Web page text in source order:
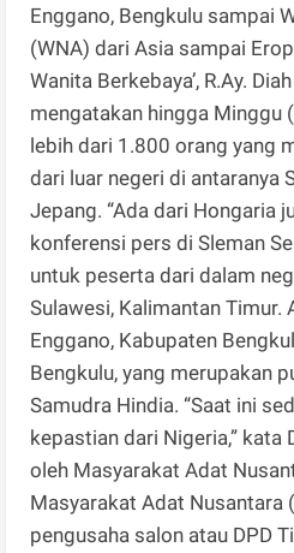
Enggano, Bengkulu sampai
(WNA) dari Asia sampai
Wanita Berkebaya’, R.Ay.
mengatakan hingga Minggu
lebih dari 1.800 orang yang
dari luar negeri di antaranya
Jepang. “Ada dari Hongaria
konferensi pers di Sleman
untuk peserta dari dalam
Sulawesi, Kalimantan Timur.
Enggano, Kabupaten
Bengkulu, yang merupakan
Samudra Hindia. “Saat ini
kepastian dari Nigeria,” kata
oleh Masyarakat Adat
Masyarakat Adat Nusantara
pengusaha salon atau DPD